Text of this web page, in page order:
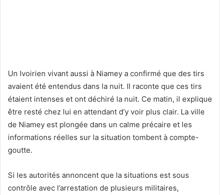
Un Ivoirien vivant aussi à Niamey a confirmé que des tirs
avaient été entendus dans la nuit. Il raconte que ces tirs
étaient intenses et ont déchiré la nuit. Ce matin, il explique
être resté chez lui en attendant d’y voir plus clair. La ville
de Niamey est plongée dans un calme précaire et les
informations réelles sur la situation tombent à compte-
goutte.
Si les autorités annoncent que la situations est sous
contrôle avec l’arrestation de plusieurs militaires,